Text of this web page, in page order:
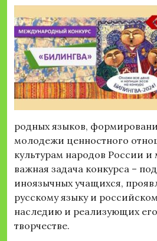
родных языков,
молодежи ценностного
культурам народов России и
важная задача конкурса –
иноязычных учащихся,
русскому языку и
наследию и реализующих
творчестве.